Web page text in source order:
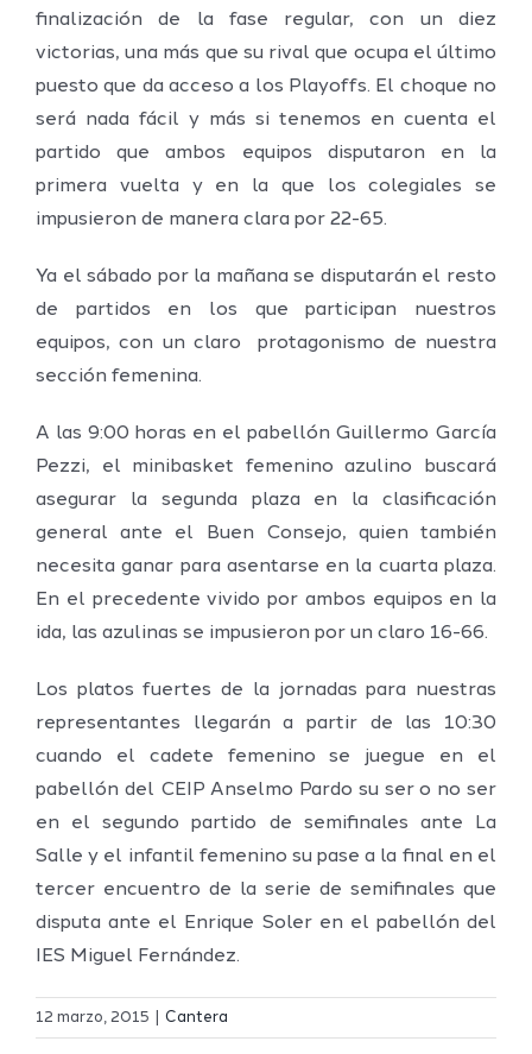
finalización de la fase regular, con un diez
victorias, una más que su rival que ocupa el último
puesto que da acceso a los Playoffs. El choque no
será nada fácil y más si tenemos en cuenta el
partido que ambos equipos disputaron en la
primera vuelta y en la que los colegiales se
impusieron de manera clara por 22-65.
Ya el sábado por la mañana se disputarán el resto
de partidos en los que participan nuestros
equipos, con un claro protagonismo de nuestra
sección femenina.
A las 9:00 horas en el pabellón Guillermo García
Pezzi, el minibasket femenino azulino buscará
asegurar la segunda plaza en la clasificación
general ante el Buen Consejo, quien también
necesita ganar para asentarse en la cuarta plaza.
En el precedente vivido por ambos equipos en la
ida, las azulinas se impusieron por un claro 16-66.
Los platos fuertes de la jornadas para nuestras
representantes llegarán a partir de las 10:30
cuando el cadete femenino se juegue en el
pabellón del CEIP Anselmo Pardo su ser o no ser
en el segundo partido de semifinales ante La
Salle y el infantil femenino su pase a la final en el
tercer encuentro de la serie de semifinales que
disputa ante el Enrique Soler en el pabellón del
IES Miguel Fernández.
12 marzo, 2015 Cantera